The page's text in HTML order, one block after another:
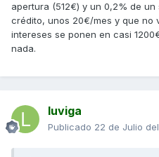
apertura (512€) y un 0,2% de
crédito, unos 20€/mes y que no
intereses se ponen en casi
nada.
luviga
Publicado 22 de Julio